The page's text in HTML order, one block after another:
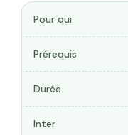
Pour qui
Prérequis
Durée
Inter